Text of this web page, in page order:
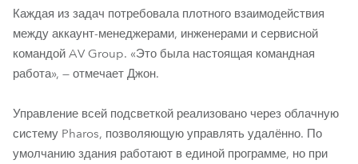
Каждая из задач потребовала плотного взаимодействия
между аккаунт-менеджерами, инженерами и сервисной
командой AV Group. «Это была настоящая командная
работа», — отмечает Джон.
Управление всей подсветкой реализовано через облачную
систему Pharos, позволяющую управлять удалённо. По
умолчанию здания работают в единой программе, но при